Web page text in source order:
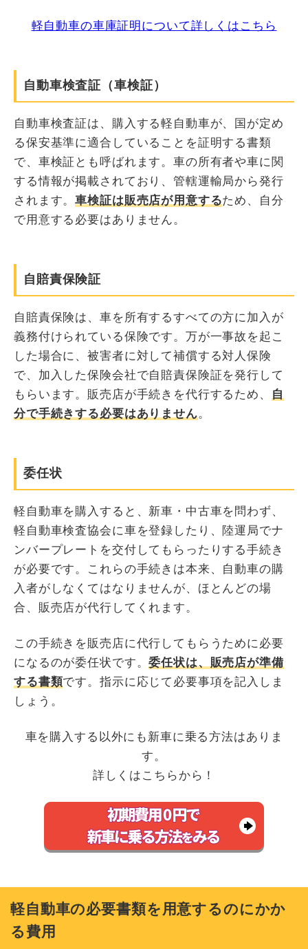
軽自動車の車庫証明について詳しくはこちら
自動車検査証（車検証）
自動車検査証は、購入する軽自動車が、国が定め
る保安基準に適合していることを証明する書類
で、車検証とも呼ばれます。車の所有者や車に関
する情報が掲載されており、管轄運輸局から発行
されます。車検証は販売店が用意するため、自分
で用意する必要はありません。
自賠責保険証
自賠責保険は、車を所有するすべての方に加入が
義務付けられている保険です。万が一事故を起こ
した場合に、被害者に対して補償する対人保険
で、加入した保険会社で自賠責保険証を発行して
もらいます。販売店が手続きを代行するため、
自
分で手続きする必要はありません。
委任状
軽自動車を購入すると、新車・中古車を問わず、
軽自動車検査協会に車を登録したり、陸運局でナ
ンバープレートを交付してもらったりする手続き
が必要です。これらの手続きは本来、自動車の購
入者がしなくてはなりませんが、ほとんどの場
合、販売店が代行してくれます。
この手続きを販売店に代行してもらうために必要
になるのが委任状です。委任状は、販売店が準備
する書類です。指示に応じて必要事項を記入しま
しょう。
車を購入する以外にも新車に乗る方法はありま
す。
詳しくはこちらから！
軽自動車の必要書類を用意するのにかか
る費用